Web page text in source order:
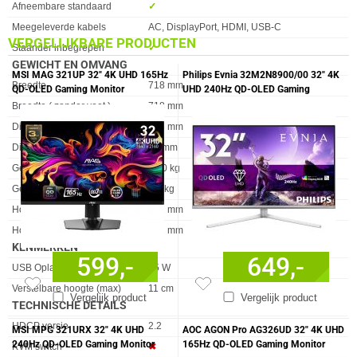
Eigenschap Waarde
Afneembare standaard
✓︎
Meegeleverde kabels
AC, DisplayPort, HDMI, USB-C
Staander inbegrepen
✓︎
GEWICHT EN OMVANG
Eigenschap Waarde
Breedte
718 mm
Breedte ( zonder voet )
718 mm
Diepte
188 mm
Diepte ( zonder voet )
74 mm
Gewicht
6.60 kg
Gewicht (zonder voet)
4,6 kg
Hoogte
562 mm
Hoogte (zonder voet )
431 mm
KENMERKEN
Eigenschap Waarde
USB Oplaad Vermogen
15 W
Verstelbare hoogte (max)
11 cm
TECHNISCHE DETAILS
Eigenschap Waarde
HDCP versie
2.2
KVM switch
✖︎
VERGELIJKBARE PRODUCTEN
MSI MAG 321UP 32" 4K UHD 165Hz
QD-OLED Gaming Monitor
Vergelijk product
599,-
Philips Evnia 32M2N8900/00 32" 4K
UHD 240Hz QD-OLED Gaming
Monitor
Vergelijk product
649,-
MSI MPG 321URX 32" 4K UHD
240Hz QD-OLED Gaming Monitor
AOC AGON Pro AG326UD 32" 4K UHD
165Hz QD-OLED Gaming Monitor